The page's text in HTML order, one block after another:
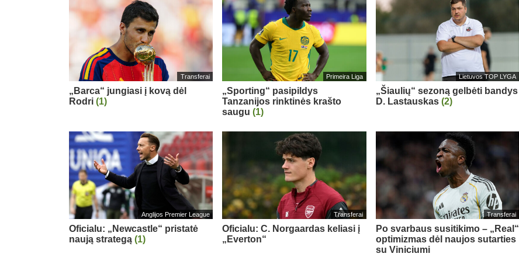
Transferai
„Barca“ jungiasi į kovą dėl
Rodri (1)
Primeira Liga
„Sporting“ pasipildys
Tanzanijos rinktinės krašto
saugu(1)
Lietuvos TOP LYGA
„Šiaulių“ sezoną gelbėti bandys
D. Lastauskas (2)
Anglijos Premier League
Oficialu: „Newcastle“ pristatė
naują strategą (1)
Transferai
Oficialu: C. Norgaardas keliasi į
„Everton“
Transferai
Po svarbaus susitikimo – „Real“
optimizmas dėl naujos sutarties
su Viniciumi